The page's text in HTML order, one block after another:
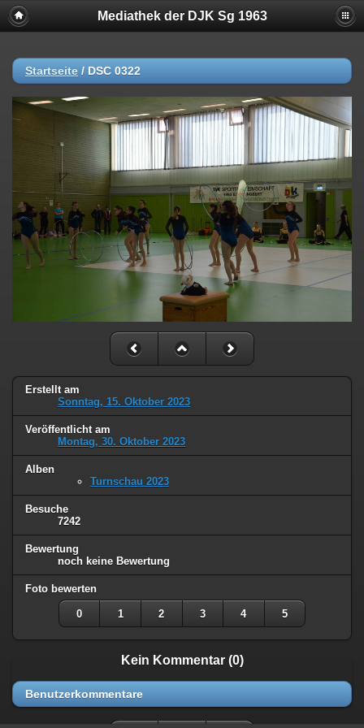
Mediathek der DJK Sg 1963
Startseite / DSC 0322
Erstellt am
Sonntag, 15. Oktober 2023
Veröffentlicht am
Montag, 30. Oktober 2023
Alben
Turnschau 2023
Besuche
7242
Bewertung
noch keine Bewertung
Foto bewerten
0 1 2 3 4 5
Kein Kommentar (0)
Benutzerkommentare